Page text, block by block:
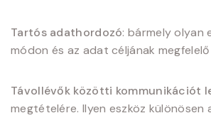
Tartós adathordozó: bármely olyan
módon és az adat céljának
Távollévők közötti kommunikációt
megtételére. Ilyen eszköz